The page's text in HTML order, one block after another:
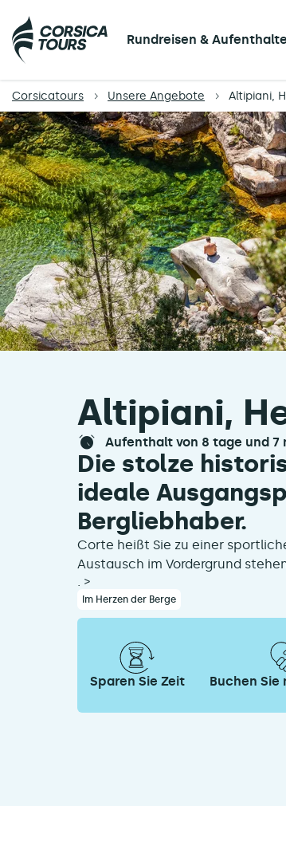
Rundreisen & Aufenthalte
Corsicatours Unsere Angebote Altipiani,
Altipiani,
aufenthalt von 8 tage und 7
Die stolze
ideale
Bergliebhaber.
Corte heißt Sie zu einer
Austausch im Vordergrund
. >
Im Herzen der Berge
Sparen Sie Zeit Buchen Sie